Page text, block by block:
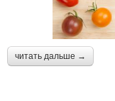
читать дальше →